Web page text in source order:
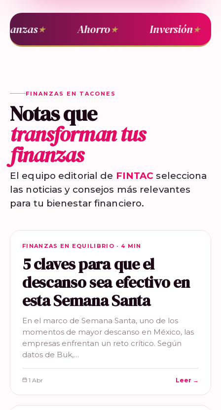
★ Ahorro★ Inversión★
FINANZAS EN TACONES
Notas que
transforman tus
finanzas
El equipo editorial de FINTAC selecciona
las noticias y consejos más relevantes
para tu bienestar financiero.
FINANZAS EN EQUILIBRIO
FINANZAS EN EQUILIBRIO · 4 MIN
5 claves para que el
descanso sea efectivo en
esta Semana Santa
En el marco de Semana Santa, uno de los
momentos de mayor descanso en México, las
empresas enfrentan un reto crítico. Según
datos de Buk,…
1 Abr Leer →